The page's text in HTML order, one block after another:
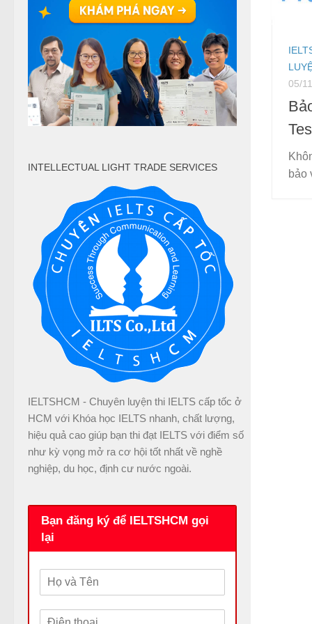
05/
bảo
INTELLECTUAL LIGHT TRADE SERVICES
IELTSHCM - Chuyên luyện thi IELTS cấp tốc ở
HCM với Khóa học IELTS nhanh, chất lượng,
hiệu quả cao giúp bạn thi đạt IELTS với điểm số
như kỳ vọng mở ra cơ hội tốt nhất về nghề
nghiệp, du học, định cư nước ngoài.
Bạn đăng ký để IELTSHCM gọi
lại